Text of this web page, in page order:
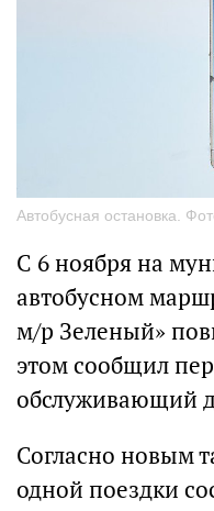
Автобусная остановка.
С 6 ноября на
автобусном
м/р Зеленый»
этом сообщил
обслуживающий
Согласно новым
одной поездки